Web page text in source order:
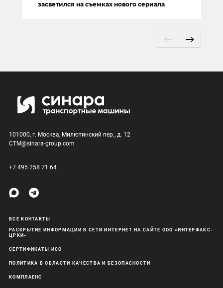
засветился на съемках нового сериала
101000, г. Москва, Милютинский пер., д. 12
CTM@sinara-group.com
+7 495 258 71 64
ВСЕ КОНТАКТЫ
РАСКРЫТИЕ ИНФОРМАЦИИ В СЕТИ ИНТЕРНЕТ НА САЙТЕ ООО «ИНТЕРФАКС-
ЦРКИ»
СЕРТИФИКАТЫ ИСО
ПОЛИТИКА В ОБЛАСТИ КАЧЕСТВА И БЕЗОПАСНОСТИ
КОМПЛАЕНС